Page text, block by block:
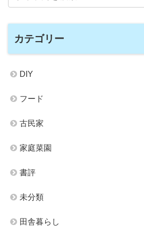
カテゴリー
DIY
フード
古民家
家庭菜園
書評
未分類
田舎暮らし